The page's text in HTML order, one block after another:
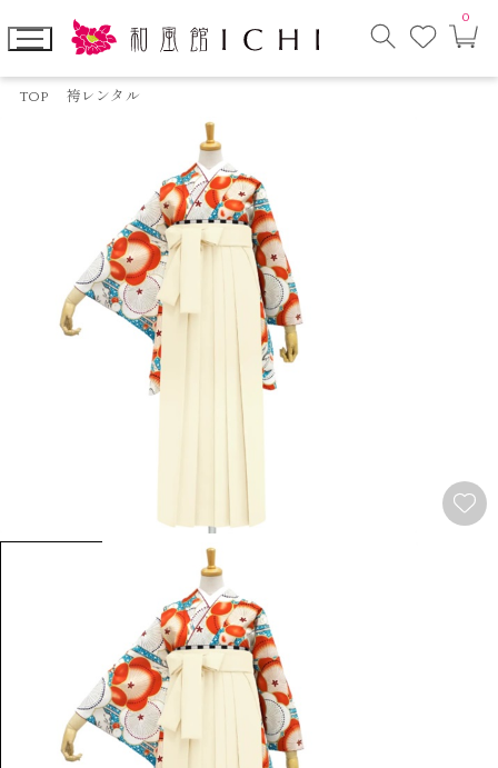
お
入
ペ
0
TOP 袴レンタル